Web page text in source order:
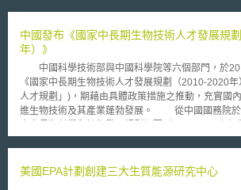
中國發布《國家中長期生物技術人才發展規
年）》
中國科學技術部與中國科學院等六個部門，於
《國家中長期生物技術人才發展規劃（2010-2020
人才規劃」)，期藉由具體政策措施之推動，充實國
進生物技術及其產業蓬勃發展。 從中國國務院於
《國家十二五科學和技術發展規劃》，均揭示「生
次創新人才、缺乏優秀創業型人才、人才資源開發投
美國EPA計劃創建三大生質能源研究中心